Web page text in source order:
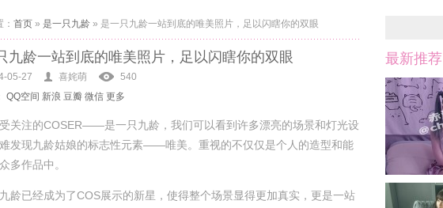
首页 » 是一只九龄 » 是一只九龄一站到底的唯美照片，足以闪瞎你的双眼
九龄一站到底的唯美照片，足以闪瞎你的双眼
05-27 喜姹萌
540
QQ空间 新浪 豆瓣 微信 更多
关注的COSER——是一只九龄，我们可以看到许多漂亮的场景和灯光设
发现九龄姑娘的标志性元素——唯美。重视的不仅仅是个人的造型和能
多作品中。
龄已经成为了COS展示的新星，使得整个场景显得更加真实，更是一站
最新推荐